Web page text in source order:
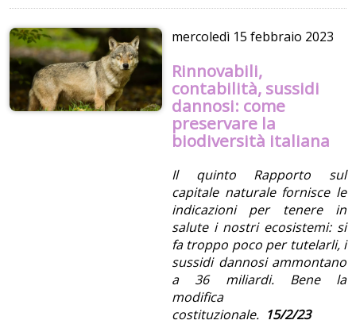
mercoledì 15 febbraio 2023
Rinnovabili,
contabilità, sussidi
dannosi: come
preservare la
biodiversità italiana
Il quinto Rapporto sul
capitale naturale fornisce le
indicazioni per tenere in
salute i nostri ecosistemi: si
fa troppo poco per tutelarli, i
sussidi dannosi ammontano
a 36 miliardi. Bene la
modifica
costituzionale. 15/2/23